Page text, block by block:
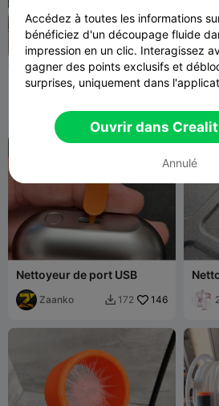
GIF
nettoyeur d'axes creality
Nettoyeur de port USB
Zaanko  172 146
Accédez à toutes les informations
bénéficiez d'un découpage fluide
impression en un clic. Interagissez
gagner des points exclusifs et
surprises, uniquement dans
Ouvrir dans
Annulé